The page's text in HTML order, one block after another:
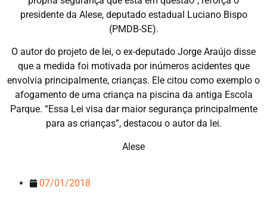
presidente da Alese, deputado estadual Luciano Bispo
(PMDB-SE).
O autor do projeto de lei, o ex-deputado Jorge Araújo disse
que a medida foi motivada por inúmeros acidentes que
envolvia principalmente, crianças. Ele citou como exemplo o
afogamento de uma criança na piscina da antiga Escola
Parque. “Essa Lei visa dar maior segurança principalmente
para as crianças”, destacou o autor da lei.
Alese
07/01/2018